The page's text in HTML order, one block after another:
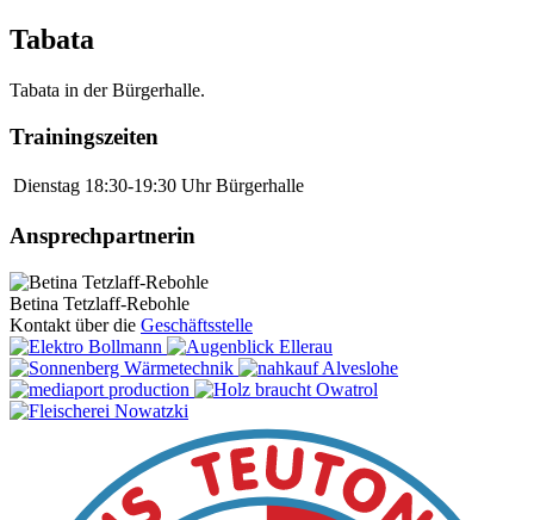
Tabata
Tabata in der Bürgerhalle.
Trainingszeiten
Dienstag 18:30-19:30 Uhr Bürgerhalle
Ansprechpartnerin
Betina Tetzlaff-Rebohle
Kontakt über die Geschäftsstelle